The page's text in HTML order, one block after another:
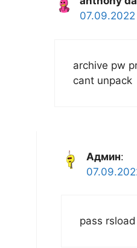
07.09.2022
archive pw
cant unpack
Админ:
pass rsload